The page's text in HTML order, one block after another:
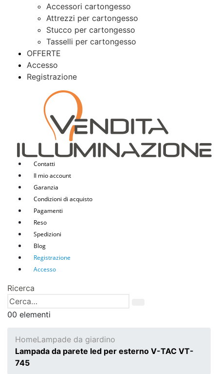
Accessori cartongesso
Attrezzi per cartongesso
Stucco per cartongesso
Tasselli per cartongesso
OFFERTE
Accesso
Registrazione
Contatti
Il mio account
Garanzia
Condizioni di acquisto
Pagamenti
Reso
Spedizioni
Blog
Registrazione
Accesso
Ricerca
00 elementi
HomeLampade da giardino
Lampada da parete led per esterno V-TAC VT-
745